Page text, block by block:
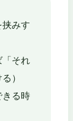
みす
「それ
）
きる時